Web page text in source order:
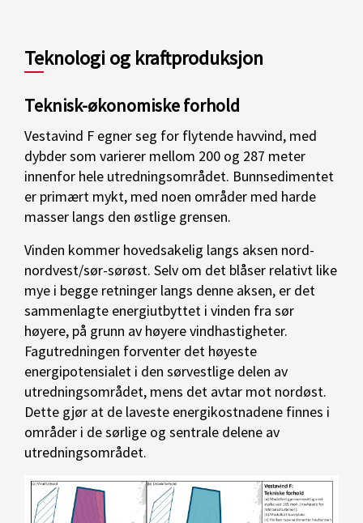
Teknologi og kraftproduksjon
Teknisk-økonomiske forhold
Vestavind F egner seg for flytende havvind, med
dybder som varierer mellom 200 og 287 meter
innenfor hele utredningsområdet. Bunnsedimentet
er primært mykt, med noen områder med harde
masser langs den østlige grensen.
Vinden kommer hovedsakelig langs aksen nord-
nordvest/sør-sørøst. Selv om det blåser relativt like
mye i begge retninger langs denne aksen, er det
sammenlagte energiutbyttet i vinden fra sør
høyere, på grunn av høyere vindhastigheter.
Fagutredningen forventer det høyeste
energipotensialet i den sørvestlige delen av
utredningsområdet, mens det avtar mot nordøst.
Dette gjør at de laveste energikostnadene finnes i
områder i de sørlige og sentrale delene av
utredningsområdet.